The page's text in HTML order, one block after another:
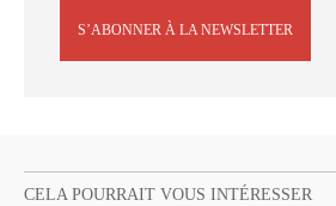
S’ABONNER À LA NEWSLETTER
CELA POURRAIT VOUS INTÉRESSER